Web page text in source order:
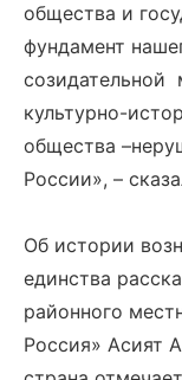
общества и
фундамент
созидательной
культурно-
общества
России», –
Об истории
единства
районного
Россия» Асият